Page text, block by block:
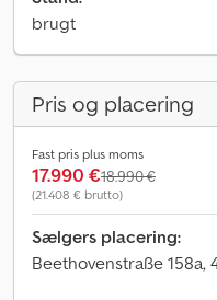
brugt
Pris og placering
Fast pris plus moms
17.990 €18.990 €
(21.408 € brutto)
Sælgers placering:
Beethovenstraße 158a,